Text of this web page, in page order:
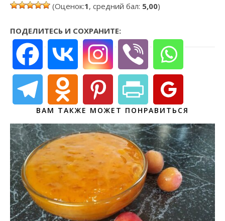
(Оценок:1, средний бал: 5,00)
ПОДЕЛИТЕСЬ И СОХРАНИТЕ:
ВАМ ТАКЖЕ МОЖЕТ ПОНРАВИТЬСЯ